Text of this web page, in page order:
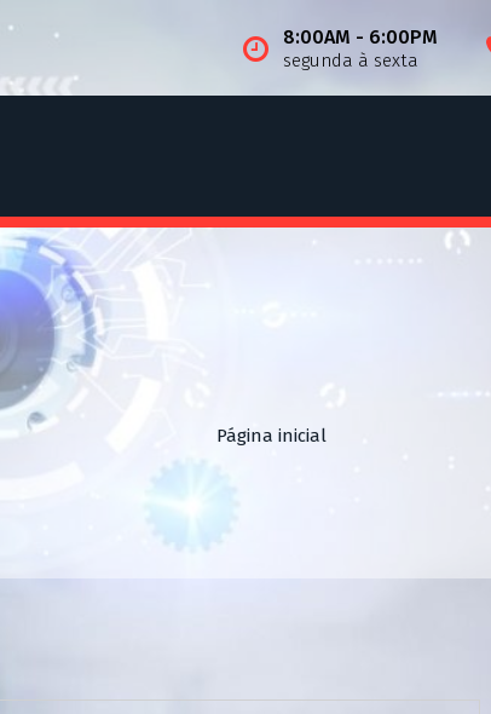
8:00AM - 6:00PM
segunda à sexta
Página inicial